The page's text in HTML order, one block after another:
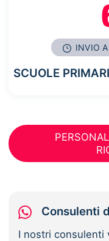
INVIO
SCUOLE
Consulenti
I nostri consulenti